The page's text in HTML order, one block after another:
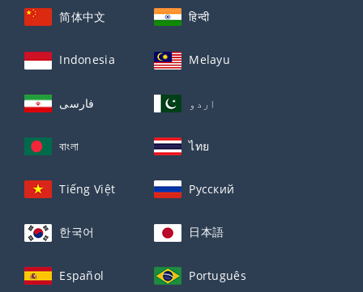
简体中文 हिन्दी
Indonesia Melayu
فارسی اردو
বাংলা ไทย
Tiếng Việt Русский
한국어 日本語
Español Português